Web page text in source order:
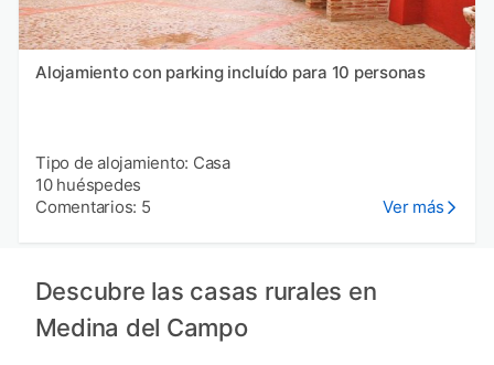
Alojamiento con parking incluído para 10 personas
Tipo de alojamiento: Casa
10 huéspedes
Comentarios: 5
Ver más
Descubre las casas rurales en
Medina del Campo